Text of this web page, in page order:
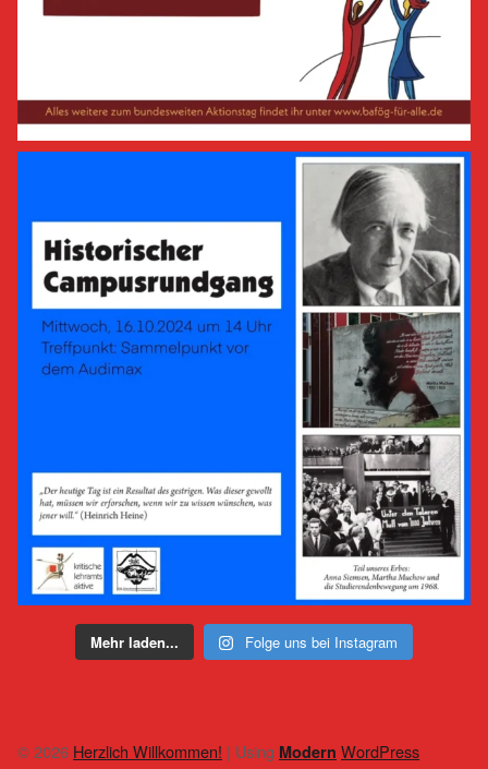
Mehr laden... Folge uns bei Instagram
© 2026 Herzlich Willkommen! | Using Modern WordPress